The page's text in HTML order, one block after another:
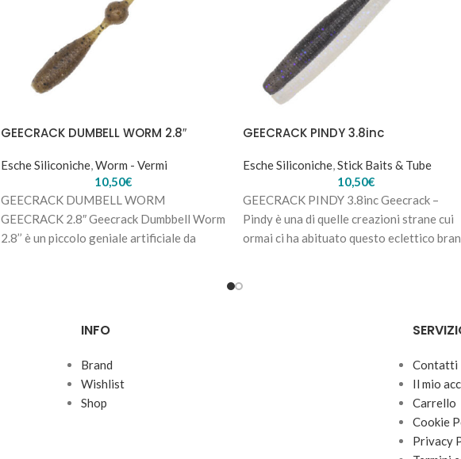
GEECRACK DUMBELL WORM 2.8″
Esche Siliconiche, Worm - Vermi
10,50€
GEECRACK DUMBELL WORM
GEECRACK 2.8″ Geecrack Dumbbell Worm
2.8’’ è un piccolo geniale artificiale da
GEECRACK PINDY 3.8inc
Esche Siliconiche Stick Baits & Tube
10,50€
GEECRACK PINDY 3.8inc Geecrack –
Pindy è una di quelle creazioni strane cui
ormai ci ha abituato questo eclettico
INFO
Brand
Wishlist
Shop
Contatti
Il mio
Carrello
Cookie
Privacy